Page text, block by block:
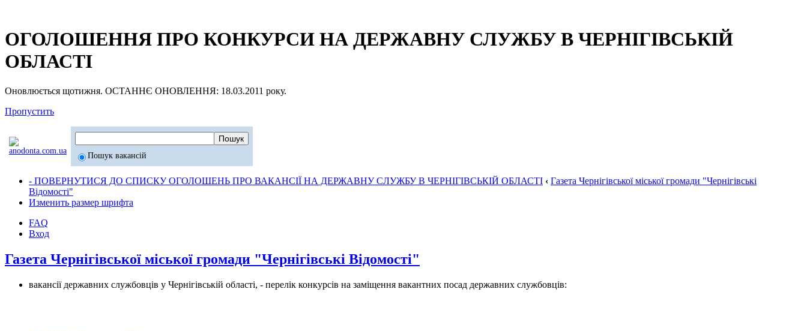
ОГОЛОШЕННЯ ПРО КОНКУРСИ НА ДЕРЖАВНУ СЛУЖБУ В ЧЕРНІГІВСЬКІЙ
ОБЛАСТІ
Оновлюється щотижня. ОСТАННЄ ОНОВЛЕННЯ: 18.03.2011 року.
Пропустить
Пошук вакансій
- ПОВЕРНУТИСЯ ДО СПИСКУ ОГОЛОШЕНЬ ПРО ВАКАНСІЇ НА ДЕРЖАВНУ СЛУЖБУ В ЧЕРНІГІВСЬКІЙ ОБЛАСТІ ‹ Газета Чернігівської міської громади "Чернігівські
Відомості"
Изменить размер шрифта
FAQ
Вход
Газета Чернігівської міської громади "Чернігівські Відомості"
вакансії державних службовців у Чернігівській області, - перелік конкурсів на заміщення вакантних посад державних службовців: